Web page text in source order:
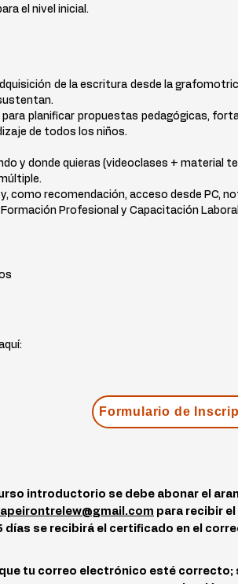
el nivel inicial.
de la escritura desde la
planificar propuestas pedagógicas,
de todos los niños.
y donde quieras (videoclases + material
como recomendación, acceso desde PC,
Profesional y Capacitación
Formulario de
introductorio se debe abonar el
apeirontrelew@gmail.com para recibir
días se recibirá el certificado en el
tu correo electrónico esté correcto;